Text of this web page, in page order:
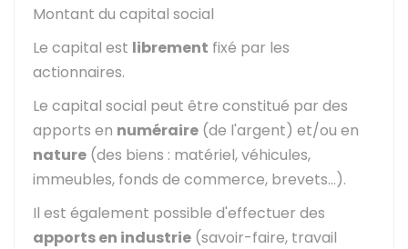
Montant du capital social
Le capital est librement fixé par les
actionnaires.
Le capital social peut être constitué par des
apports en numéraire (de l'argent) et/ou en
nature (des biens : matériel, véhicules,
immeubles, fonds de commerce, brevets...).
Il est également possible d'effectuer des
apports en industrie (savoir-faire, travail